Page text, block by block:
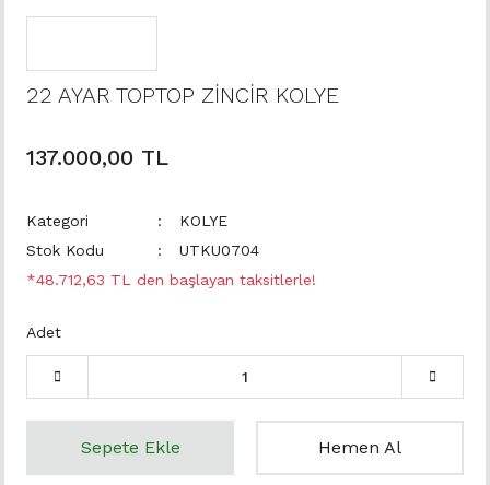
22 AYAR TOPTOP ZİNCİR KOLYE
137.000,00 TL
Kategori
KOLYE
Stok Kodu
UTKU0704
*48.712,63 TL den başlayan taksitlerle!
Adet
Sepete Ekle Hemen Al